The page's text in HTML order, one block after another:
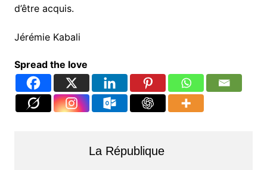
d’être acquis.
Jérémie Kabali
Spread the love
La République